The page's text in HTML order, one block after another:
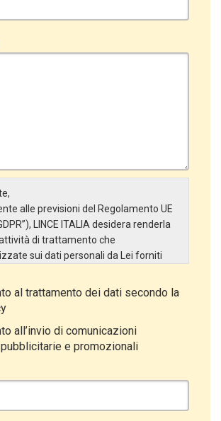
alle previsioni del Regolamento UE
LINCE ITALIA desidera renderla
di trattamento che
sui dati personali da Lei forniti
è LINCE ITALIA S.r.l., con
di Cancelliera snc 00072 –
L’interessato può esercitare i
una raccomandata alla sede
al trattamento dei dati secondo la
all’invio di comunicazioni
e promozionali